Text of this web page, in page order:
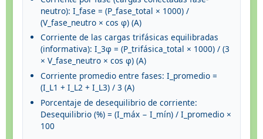
neutro): I_fase = (P_fase_total × 1000) /
(V_fase_neutro × cos φ) (A)
Corriente de las cargas trifásicas equilibradas
(informativa): I_3φ = (P_trifásica_total × 1000) / (3
× V_fase_neutro × cos φ) (A)
Corriente promedio entre fases: I_promedio =
(I_L1 + I_L2 + I_L3) / 3 (A)
Porcentaje de desequilibrio de corriente:
Desequilibrio (%) = (I_máx − I_mín) / I_promedio ×
100